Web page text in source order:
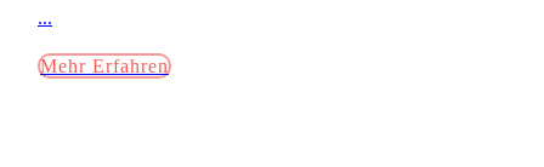
...
Mehr Erfahren